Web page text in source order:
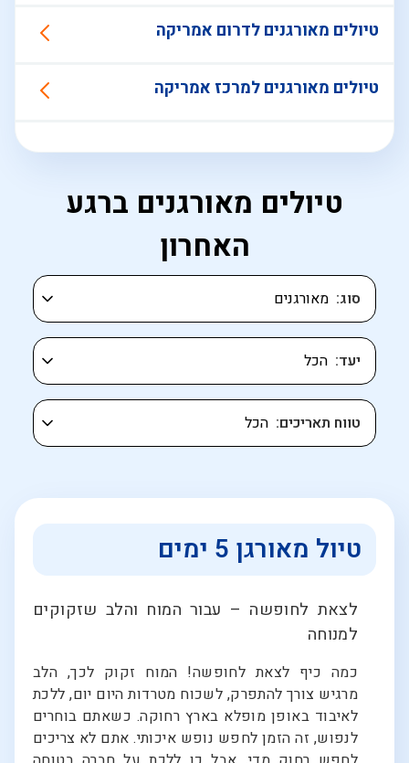
טיולים מאורגנים לדרום אמריקה
טיולים מאורגנים למרכז אמריקה
טיולים מאורגנים ברגע
האחרון
יעד
סוג
טווח תאריכים
טיול מאורגן 5 ימים
לצאת לחופשה – עבור המוח והלב שזקוקים
למנוחה
כמה כיף לצאת לחופשה! המוח זקוק לכך, הלב
מרגיש צורך להתפרק, לשכוח מטרדות היום יום, ללכת
לאיבוד באופן מופלא בארץ רחוקה. כשאתם בוחרים
לנפוש, זה הזמן לחפש נופש איכותי. אתם לא צריכים